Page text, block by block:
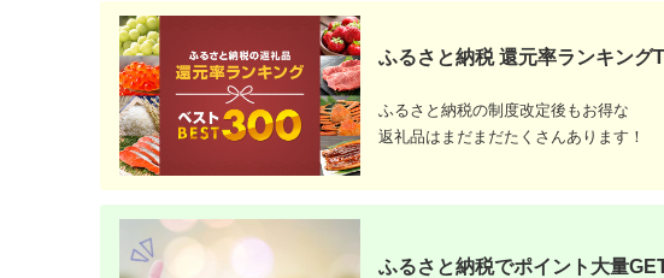
ふるさと納税 還元率ランキング
ふるさと納税の制度改定後もお得な
返礼品はまだまだたくさんあります！
ふるさと納税でポイント大量